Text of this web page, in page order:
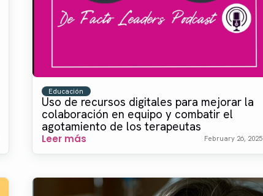
Educación
Uso de recursos digitales para mejorar la
colaboración en equipo y combatir el
agotamiento de los terapeutas
Leer más February 26, 2025